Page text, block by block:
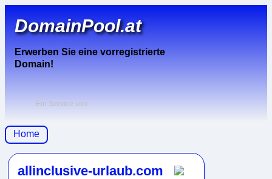
DomainPool.at
Erwerben Sie eine vorregistrierte
Domain!
Ein Service von
Home
allinclusive-urlaub.com